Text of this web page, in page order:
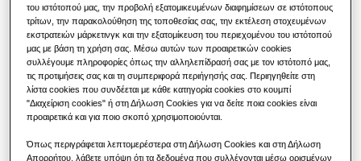
Εστιατόριο
Γραφείο
Βιωσιμότητα
1 φάση
Βρείτε έναν εγκαταστάτη
του ιστότοπού μας, την προβολή εξατομικευμένων διαφημίσεων σε ιστότοπους
τρίτων, την παρακολούθηση της τοποθεσίας σας, την εκτέλεση στοχευμένων
εκστρατειών μάρκετινγκ και την εξατομίκευση του περιεχομένου του ιστότοπού
μας με βάση τη χρήση σας. Μέσω αυτών των προαιρετικών cookies
συλλέγουμε πληροφορίες όπως την αλληλεπίδρασή σας με τον ιστότοπό μας,
τις προτιμήσεις σας και τη συμπεριφορά περιήγησής σας. Περιηγηθείτε στη
λίστα cookies που συνδέεται με κάθε κατηγορία cookies στο κουμπί
"Διαχείριση cookies" ή στη Δήλωση Cookies για να δείτε ποια cookies είναι
προαιρετικά και για ποιο σκοπό χρησιμοποιούνται.
Όπως περιγράφεται λεπτομερέστερα στη Δήλωση Cookies και στη Δήλωση
Απορρήτου, λάβετε υπόψη ότι τα δεδομένα που συλλέγονται μέσω ορισμένων